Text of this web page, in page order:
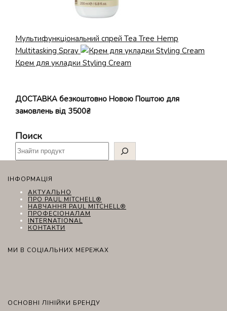
Мультифункціональний спрей Tea Tree Hemp
Multitasking Spray
Крем для укладки Styling Cream
ДОСТАВКА безкоштовно Новою Поштою для
замовлень від 3500₴
Поиск
ІНФОРМАЦІЯ
АКТУАЛЬНО
ПРО PAUL MITCHELL®
НАВЧАННЯ PAUL MITCHELL®
ПРОФЕСІОНАЛАМ
INTERNATIONAL
КОНТАКТИ
МИ В СОЦІАЛЬНИХ МЕРЕЖАХ
ОСНОВНІ ЛІНІЙКИ БРЕНДУ